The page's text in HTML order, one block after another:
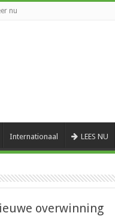
nu
Internationaal LEES NU
overwinning